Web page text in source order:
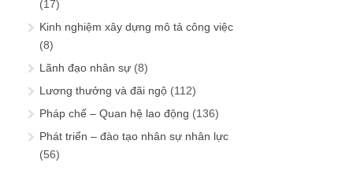
(17)
Kinh nghiệm xây dựng mô tả công việc
(8)
Lãnh đạo nhân sự (8)
Lương thưởng và đãi ngộ (112)
Pháp chế – Quan hệ lao động (136)
Phát triển – đào tạo nhân sự nhân lực
(56)